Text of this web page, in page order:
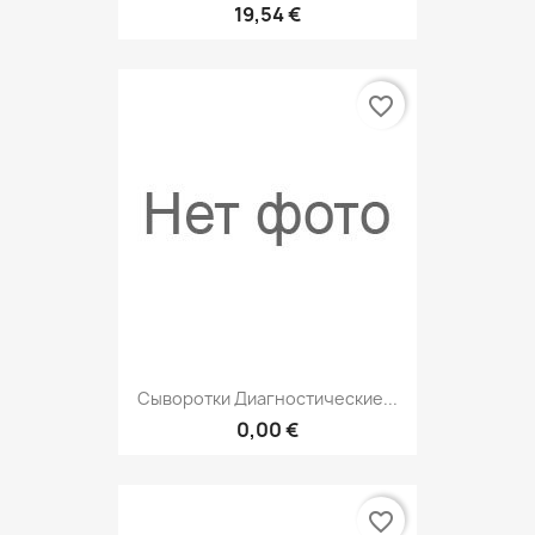
19,54 €
Сыворотки Диагностические...
0,00 €
favorite_border
favorite_border